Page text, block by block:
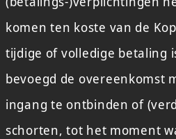
komen ten koste van de
tijdige of volledige betaling
bevoegd de overeenkomst
ingang te ontbinden of
schorten, tot het moment